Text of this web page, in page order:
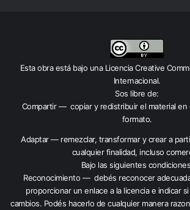
Esta obra está bajo una Licencia Creative
Internacional.
Sos libre de:
Compartir — copiar y redistribuir el material en
formato.
Adaptar — remezclar, transformar y crear a
cualquier finalidad, incluso
Bajo las siguientes
Reconocimiento — debés reconocer
proporcionar un enlace a la licencia e indicar
cambios. Podés hacerlo de cualquier manera